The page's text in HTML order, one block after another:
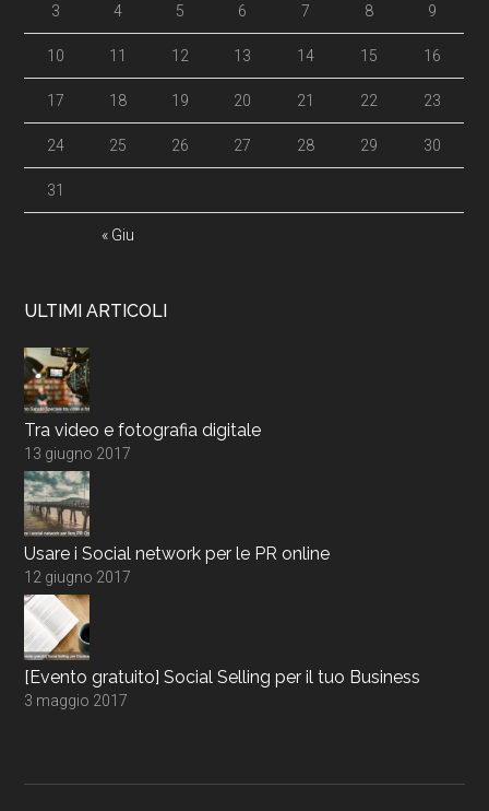
« Giu
3 4 5 6 7 8 9
10 11 12 13 14 15 16
17 18 19 20 21 22 23
24 25 26 27 28 29 30
31
ULTIMI ARTICOLI
Tra video e fotografia digitale
13 giugno 2017
Usare i Social network per le PR online
12 giugno 2017
[Evento gratuito] Social Selling per il tuo Business
3 maggio 2017